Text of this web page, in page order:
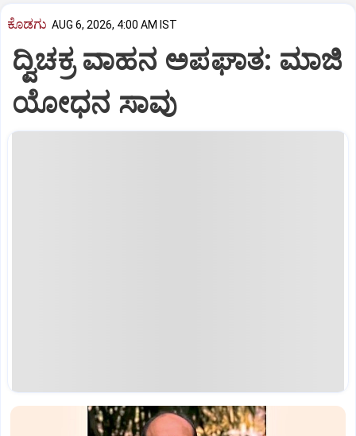
ಕೊಡಗು AUG 6, 2026, 4:00 AM IST
ದ್ವಿಚಕ್ರ ವಾಹನ ಅಪಘಾತ: ಮಾಜಿ
ಯೋಧನ ಸಾವು